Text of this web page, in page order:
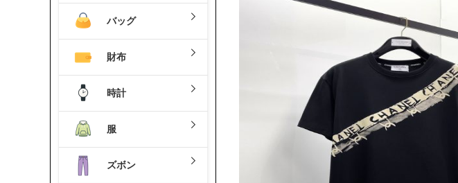
新作入荷！ルイ・ヴィトンスーパーコピー バ
バッグ
財布
時計
服
ズボン